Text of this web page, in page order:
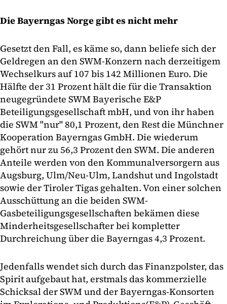
Die Bayerngas Norge gibt es nicht mehr
Gesetzt den Fall, es käme so, dann beliefe sich der
Geldregen an den SWM-Konzern nach derzeitigem
Wechselkurs auf 107 bis 142 Millionen Euro. Die
Hälfte der 31 Prozent hält die für die Transaktion
neugegründete SWM Bayerische E&P
Beteiligungsgesellschaft mbH, und von ihr haben
die SWM "nur" 80,1 Prozent, den Rest die Münchner
Kooperation Bayerngas GmbH. Die wiederum
gehört nur zu 56,3 Prozent den SWM. Die anderen
Anteile werden von den Kommunalversorgern aus
Augsburg, Ulm/Neu-Ulm, Landshut und Ingolstadt
sowie der Tiroler Tigas gehalten. Von einer solchen
Ausschüttung an die beiden SWM-
Gasbeteiligungsgesellschaften bekämen diese
Minderheitsgesellschafter bei kompletter
Durchreichung über die Bayerngas 4,3 Prozent.
Jedenfalls wendet sich durch das Finanzpolster, das
Spirit aufgebaut hat, erstmals das kommerzielle
Schicksal der SWM und der Bayerngas-Konsorten